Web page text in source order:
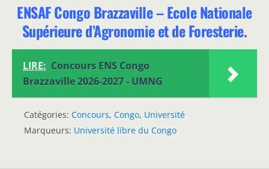
ENSAF Congo Brazzaville – Ecole Nationale
Supérieure d’Agronomie et de Foresterie.
LIRE: Concours ENS Congo
Brazzaville 2026-2027 - UMNG
Catégories: Concours, Congo, Université
Marqueurs: Université libre du Congo